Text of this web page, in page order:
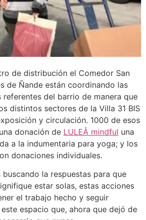
de distribución el Comedor San
de Ñande están coordinando las
del barrio de manera que
distintos sectores de la Villa 31 BIS
y circulación. 1000 de esos
donación de LULEÅ mindful una
a la indumentaria para yoga; y los
donaciones individuales.
buscando la respuestas para que
estar solas, estas acciones
el trabajo hecho y seguir
espacio que, ahora que dejó de